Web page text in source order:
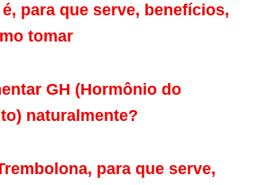
para que serve, benefícios,
tomar
GH (Hormônio do
naturalmente?
para que serve,